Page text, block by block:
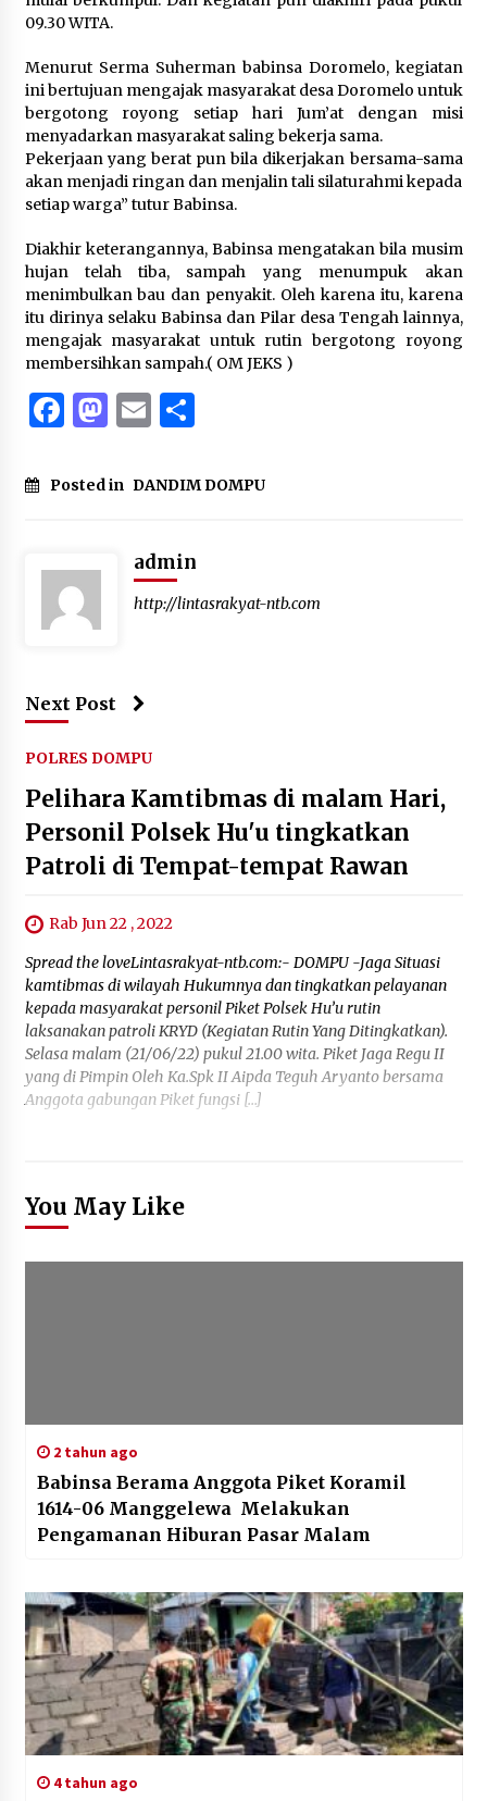
09.30 WITA.
Menurut Serma Suherman babinsa Doromelo, kegiatan
ini bertujuan mengajak masyarakat desa Doromelo untuk
bergotong royong setiap hari Jum’at dengan misi
menyadarkan masyarakat saling bekerja sama.
Pekerjaan yang berat pun bila dikerjakan bersama-sama
akan menjadi ringan dan menjalin tali silaturahmi kepada
setiap warga” tutur Babinsa.
Diakhir keterangannya, Babinsa mengatakan bila musim
hujan telah tiba, sampah yang menumpuk akan
menimbulkan bau dan penyakit. Oleh karena itu, karena
itu dirinya selaku Babinsa dan Pilar desa Tengah lainnya,
mengajak masyarakat untuk rutin bergotong royong
membersihkan sampah.( OM JEKS )
Facebook
Mastodon
EmailShare
Posted in DANDIM DOMPU
admin
http://lintasrakyat-ntb.com
Next Post
POLRES DOMPU
Pelihara Kamtibmas di malam Hari,
Personil Polsek Hu'u tingkatkan
Patroli di Tempat-tempat Rawan
Rab Jun 22 , 2022
Spread the loveLintasrakyat-ntb.com:- DOMPU -Jaga Situasi
kamtibmas di wilayah Hukumnya dan tingkatkan pelayanan
kepada masyarakat personil Piket Polsek Hu’u rutin
laksanakan patroli KRYD (Kegiatan Rutin Yang Ditingkatkan).
Selasa malam (21/06/22) pukul 21.00 wita. Piket Jaga Regu II
yang di Pimpin Oleh Ka.Spk II Aipda Teguh Aryanto bersama
Anggota gabungan Piket fungsi […]
You May Like
2 tahun ago
Babinsa Berama Anggota Piket Koramil
1614-06 Manggelewa Melakukan
Pengamanan Hiburan Pasar Malam
4 tahun ago